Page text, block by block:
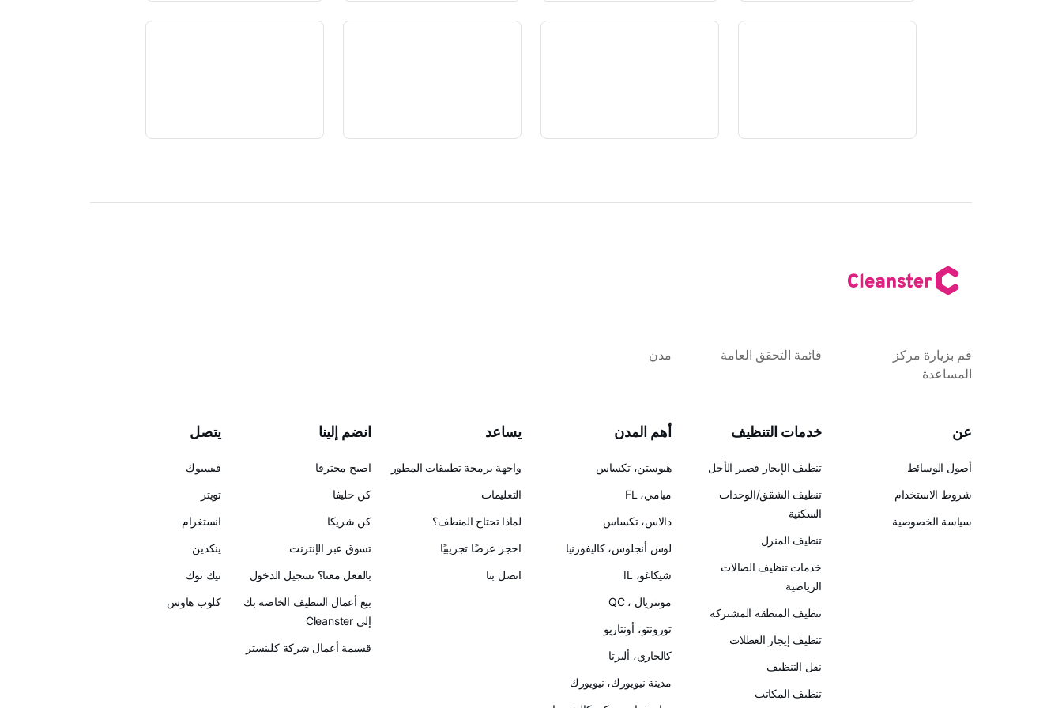
قم بزيارة مركز
المساعدة
قائمة التحقق العامة مدن
عن
أصول الوسائط
شروط الاستخدام
سياسة الخصوصية
خدمات التنظيف
تنظيف الإيجار قصير الأجل
تنظيف الشقق/الوحدات
السكنية
تنظيف المنزل
خدمات تنظيف الصالات
الرياضية
تنظيف المنطقة المشتركة
تنظيف إيجار العطلات
نقل التنظيف
تنظيف المكاتب
أهم المدن
هيوستن، تكساس
ميامي، FL
دالاس، تكساس
لوس أنجلوس، كاليفورنيا
شيكاغو، IL
مونتريال ، QC
تورونتو، أونتاريو
كالجاري، ألبرتا
مدينة نيويورك، نيويورك
يساعد
واجهة برمجة تطبيقات المطور
التعليمات
لماذا تحتاج المنظف؟
احجز عرضًا تجريبيًا
اتصل بنا
انضم إلينا
اصبح محترفا
كن حليفا
كن شريكا
تسوق عبر الإنترنت
بالفعل معنا؟ تسجيل الدخول
بيع أعمال التنظيف الخاصة بك
إلى Cleanster
قسيمة أعمال شركة كلينستر
يتصل
فيسبوك
تويتر
انستغرام
ينكدين
تيك توك
كلوب هاوس